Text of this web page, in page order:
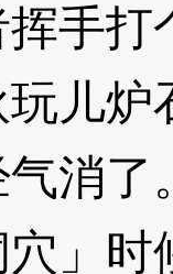
手打
炉
消了
时